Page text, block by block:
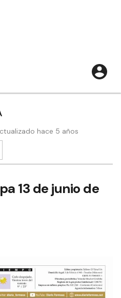
hace 5 años
13 de junio de